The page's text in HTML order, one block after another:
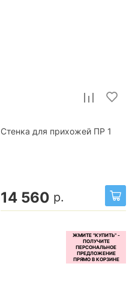
Стенка для прихожей ПР 1
14 560 р.